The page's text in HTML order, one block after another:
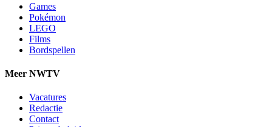
Games
Pokémon
LEGO
Films
Bordspellen
Meer NWTV
Vacatures
Redactie
Contact